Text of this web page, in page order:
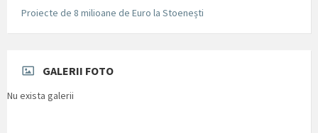
Proiecte de 8 milioane de Euro la Stoenești
GALERII FOTO
Nu exista galerii